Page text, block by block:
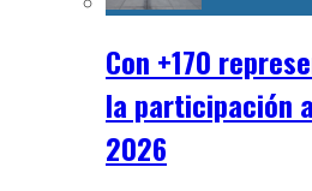
Con +170
la participación
2026